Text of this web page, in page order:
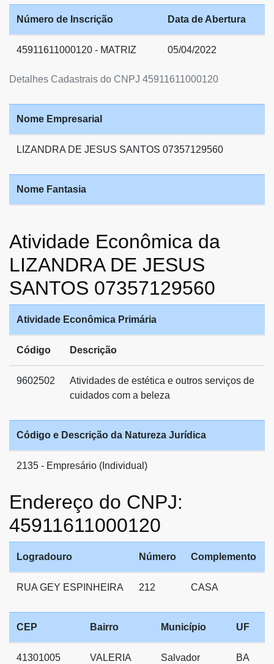
Detalhes Cadastrais do CNPJ 45911611000120
Número de Inscrição Data de Abertura
45911611000120 - MATRIZ 05/04/2022
Nome Empresarial
LIZANDRA DE JESUS SANTOS 07357129560
Nome Fantasia
Atividade Econômica da
LIZANDRA DE JESUS
SANTOS 07357129560
Atividade Econômica Primária
Código Descrição
9602502
Atividades de estética e outros serviços de
cuidados com a beleza
Código e Descrição da Natureza Jurídica
2135 - Empresário (Individual)
Endereço do CNPJ:
45911611000120
Logradouro Número Complemento
RUA GEY ESPINHEIRA 212 CASA
CEP Bairro Município UF
41301005 VALERIA Salvador BA